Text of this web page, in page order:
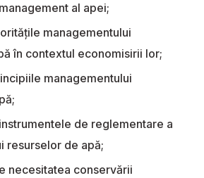
al apei;
managementului
în contextul economisirii lor;
managementului
de reglementare a
resurselor de apă;
necesitatea conservării